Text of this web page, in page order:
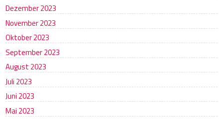
Dezember 2023
November 2023
Oktober 2023
September 2023
August 2023
Juli 2023
Juni 2023
Mai 2023